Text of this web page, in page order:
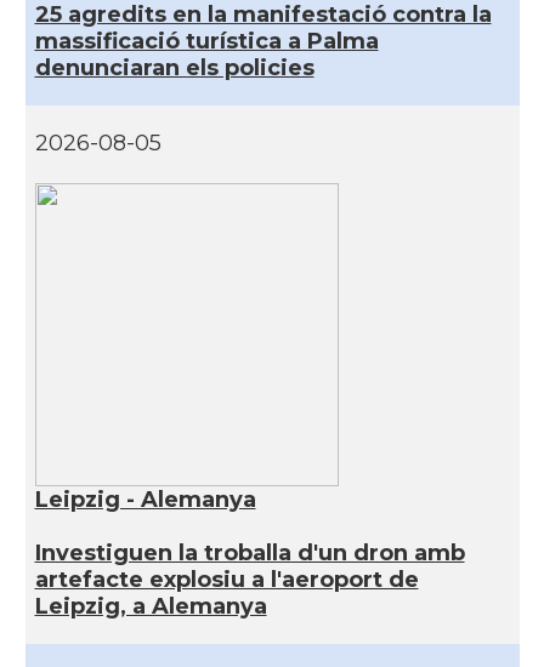
25 agredits en la manifestació contra la
massificació turística a Palma
denunciaran els policies
2026-08-05
Leipzig - Alemanya
Investiguen la troballa d'un dron amb
artefacte explosiu a l'aeroport de
Leipzig, a Alemanya